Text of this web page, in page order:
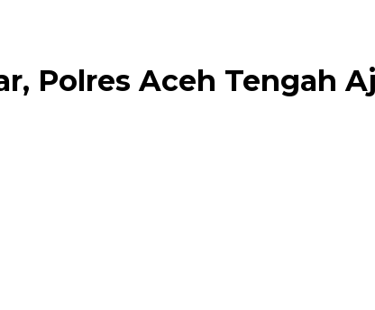
Polres Aceh Tengah